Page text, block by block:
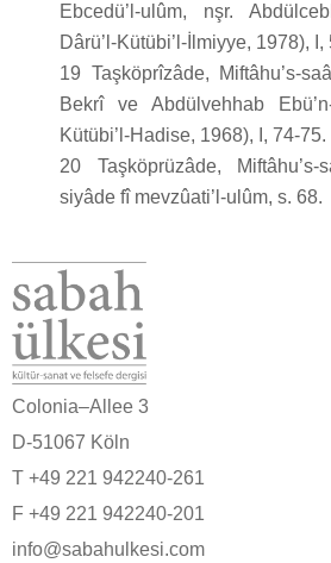
Ebcedü’l-ulûm, nşr.
Dârü’l-Kütübi’l-İlmiyye, 1978), I,
19 Taşköprîzâde, Miftâhu’s-
Bekrî ve Abdülvehhab
Kütübi’l-Hadise, 1968), I, 74-75.
20 Taşköprüzâde,
siyâde fî mevzûati’l-ulûm, s. 68.
Colonia–Allee 3
D-51067 Köln
T +49 221 942240-261
F +49 221 942240-201
info@sabahulkesi.com